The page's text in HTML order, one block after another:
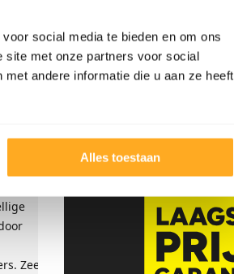
social media te bieden en om ons
site met onze partners voor social
andere informatie die u aan ze heeft
Alles toestaan
Zeer
Bouwmeester
Fijne en snelle
service. Ze denken
goed mee en je krijgt